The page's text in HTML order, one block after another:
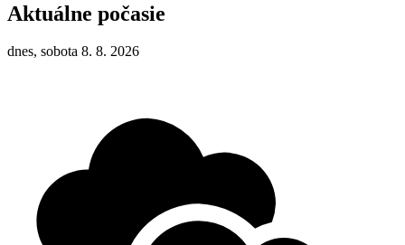
Aktuálne počasie
dnes, sobota 8. 8. 2026